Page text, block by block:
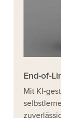
End-of-
Mit KI-